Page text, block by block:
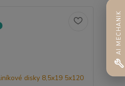
AI MECHANIK